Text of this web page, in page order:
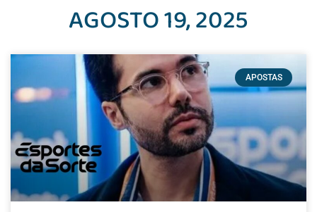
AGOSTO 19, 2025
APOSTAS